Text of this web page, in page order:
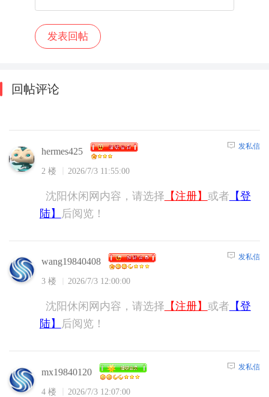
回帖评论
hermes425
2 楼 2026/7/3 11:55:00
发私信
沈阳休闲网内容，请选择 【注册】 或者 【登
陆】
后阅览！
wang19840408
3 楼 2026/7/3 12:00:00
发私信
沈阳休闲网内容，请选择 【注册】 或者 【登
陆】
后阅览！
mx19840120
4 楼 2026/7/3 12:07:00
发私信